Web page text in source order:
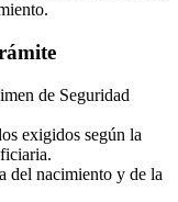
de Seguridad
exigidos según la
del nacimiento y de la